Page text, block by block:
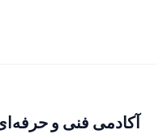
فنی و حرفه‌ای البرز